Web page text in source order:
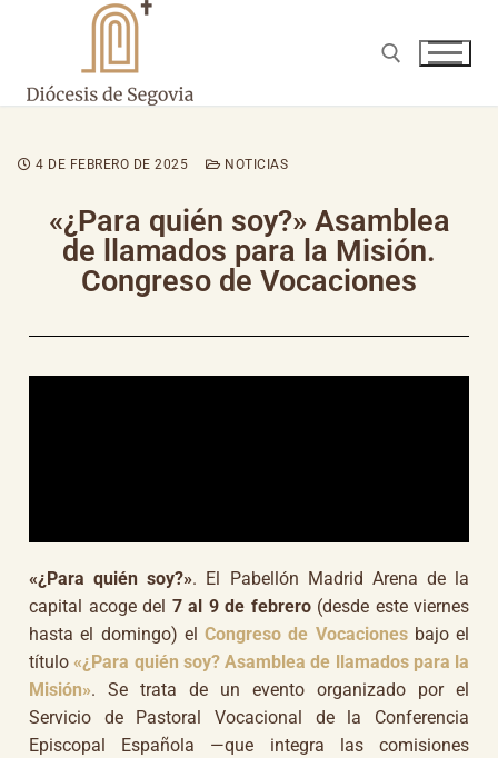
4 DE FEBRERO DE 2025 NOTICIAS
«¿Para quién soy?» Asamblea
de llamados para la Misión.
Congreso de Vocaciones
«¿Para quién soy?». El Pabellón Madrid Arena de la
capital acoge del 7 al 9 de febrero(desde este viernes
hasta el domingo) el Congreso de Vocacionesbajo el
título «¿Para quién soy? Asamblea de llamados para la
Misión». Se trata de un evento organizado por el
Servicio de Pastoral Vocacional de la Conferencia
Episcopal Española —que integra las comisiones